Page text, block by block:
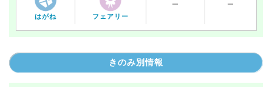
はがね フェアリー
ー ー
きのみ別情報